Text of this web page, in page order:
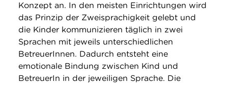
Konzept an. In den meisten Einrichtungen wird
das Prinzip der Zweisprachigkeit gelebt und
die Kinder kommunizieren täglich in zwei
Sprachen mit jeweils unterschiedlichen
BetreuerInnen. Dadurch entsteht eine
emotionale Bindung zwischen Kind und
BetreuerIn in der jeweiligen Sprache. Die